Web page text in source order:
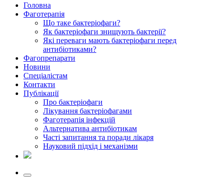
Головна
Фаготерапія
Що таке бактеріофаги?
Як бактеріофаги знищують бактерії?
Які переваги мають бактеріофаги перед
антибіотиками?
Фагопрепарати
Новини
Спеціалістам
Контакти
Публікації
Про бактеріофаги
Лікування бактеріофагами
Фаготерапія інфекцій
Альтернатива антибіотикам
Часті запитання та поради лікаря
Науковий підхід і механізми